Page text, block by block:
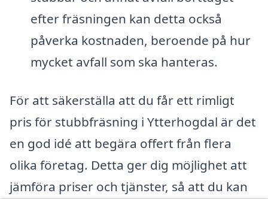
efter fräsningen kan detta också
påverka kostnaden, beroende på hur
mycket avfall som ska hanteras.
För att säkerställa att du får ett rimligt
pris för stubbfräsning i Ytterhogdal är det
en god idé att begära offert från flera
olika företag. Detta ger dig möjlighet att
jämföra priser och tjänster, så att du kan